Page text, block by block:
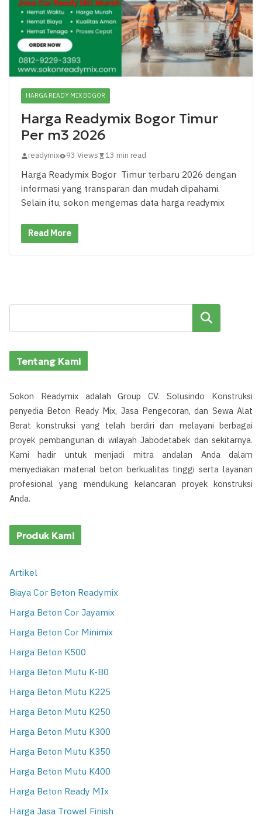
HARGA READY MIX BOGOR
Harga Readymix Bogor Timur
Per m3 2026
readymix 93 Views 13 min read
Harga Readymix Bogor Timur terbaru 2026 dengan
informasi yang transparan dan mudah dipahami.
Selain itu, sokon mengemas data harga readymix
Read More
Cari
Tentang Kami
Sokon Readymix adalah Group CV. Solusindo Konstruksi
penyedia Beton Ready Mix, Jasa Pengecoran, dan Sewa Alat
Berat konstruksi yang telah berdiri dan melayani berbagai
proyek pembangunan di wilayah Jabodetabek dan sekitarnya.
Kami hadir untuk menjadi mitra andalan Anda dalam
menyediakan material beton berkualitas tinggi serta layanan
profesional yang mendukung kelancaran proyek konstruksi
Anda.
Produk Kami
Artikel
Biaya Cor Beton Readymix
Harga Beton Cor Jayamix
Harga Beton Cor Minimix
Harga Beton K500
Harga Beton Mutu K-B0
Harga Beton Mutu K225
Harga Beton Mutu K250
Harga Beton Mutu K300
Harga Beton Mutu K350
Harga Beton Mutu K400
Harga Beton Ready MIx
Harga Jasa Trowel Finish